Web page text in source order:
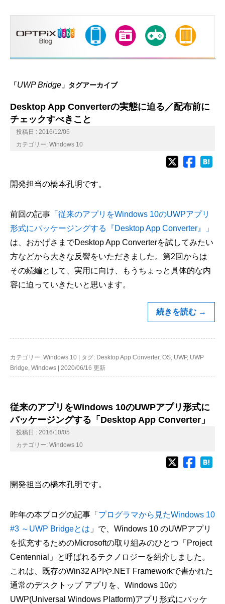
「UWP Bridge 」タグアーカイブ
Desktop App Converterの実態に迫る／配布前に
チェックすべきこと
投稿日 : 2016/12/05
カテゴリー: Windows 10
開発担当の橋本孔明です。
前回の記事 「従来のアプリをWindows 10のUWPアプリ
形式にパッケージングする『Desktop App Converter』」
は、おかげさまでDesktop App Converterを試してみたい
方などから大きな反響をいただきました。第2回からは
その続編として、実用に向け、もうちょっと具体的な内
容に迫っていきたいと思います。
続きを読む →
カテゴリー: Windows 10 タグ: Desktop App Converter, OS, UWP, UWP
Bridge, Windows 2020/06/16 更新
従来のアプリをWindows 10のUWPアプリ形式に
パッケージングする「Desktop App Converter」
投稿日 : 2016/10/05
カテゴリー: Windows 10
開発担当の橋本孔明です。
昨年の本ブログの記事「 プログラマから見たWindows 10
#3 ～UWP Bridgeとは 」で、Windows 10 のUWPアプリ
を拡充するためのMicrosoftの取り組みのひとつ「Project
Centennial」と呼ばれるテクノロジーを紹介しました。
これは、既存のWin32 APIや.NET Frameworkで書かれた
通常のデスクトップ アプリを、Windows 10の
UWP(Universal Windows Platform)アプリ形式にパッケ